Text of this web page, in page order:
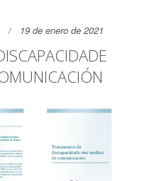
19 de enero de 2021